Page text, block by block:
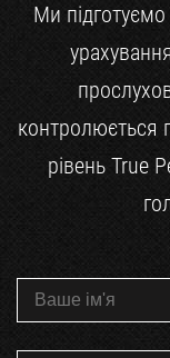
Ми підготуємо
контролюється
рівень True